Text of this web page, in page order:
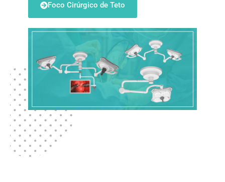
Foco Cirúrgico de Teto